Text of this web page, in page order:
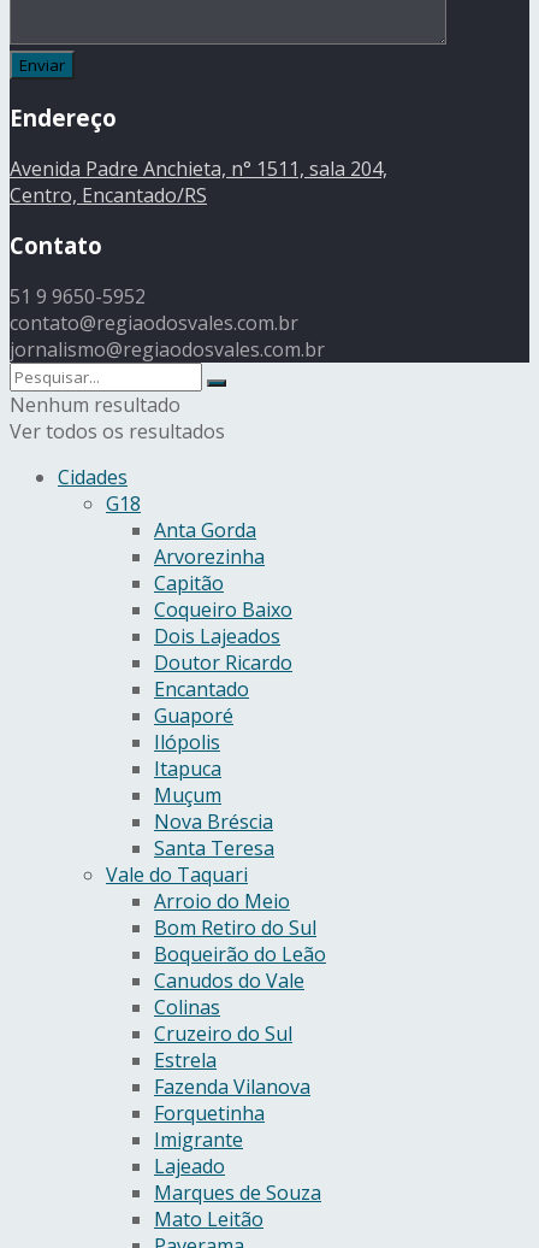
Endereço
Avenida Padre Anchieta, n° 1511, sala 204,
Centro, Encantado/RS
Contato
51 9 9650-5952
contato@regiaodosvales.com.br
jornalismo@regiaodosvales.com.br
Nenhum resultado
Ver todos os resultados
Cidades
G18
Anta Gorda
Arvorezinha
Capitão
Coqueiro Baixo
Dois Lajeados
Doutor Ricardo
Encantado
Guaporé
Ilópolis
Itapuca
Muçum
Nova Bréscia
Santa Teresa
Vale do Taquari
Arroio do Meio
Bom Retiro do Sul
Boqueirão do Leão
Canudos do Vale
Colinas
Cruzeiro do Sul
Estrela
Fazenda Vilanova
Forquetinha
Imigrante
Lajeado
Marques de Souza
Mato Leitão